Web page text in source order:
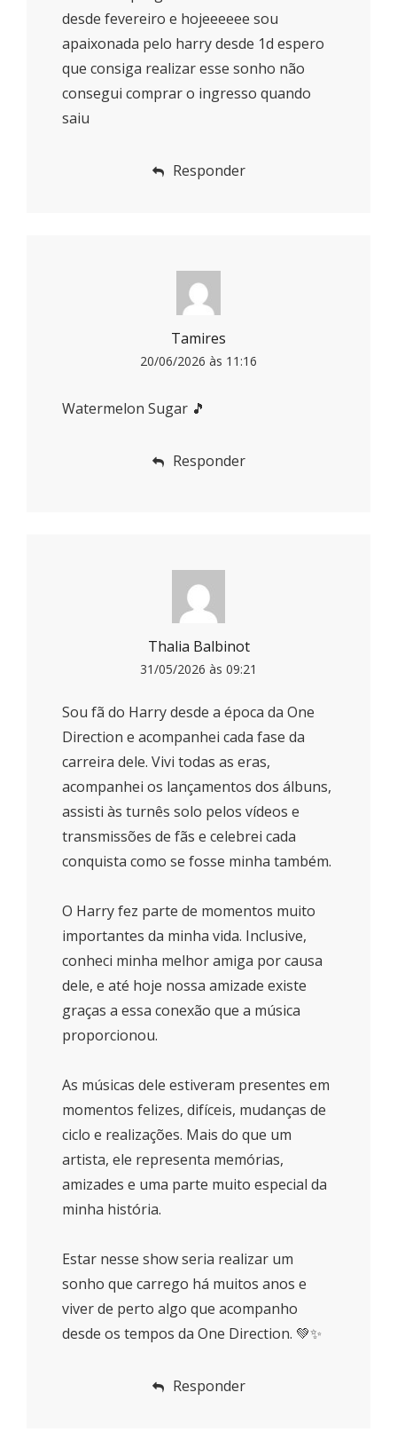
desde fevereiro e hojeeeeee sou
apaixonada pelo harry desde 1d espero
que consiga realizar esse sonho não
consegui comprar o ingresso quando
saiu
Responder
Tamires
20/06/2026 às 11:16
Watermelon Sugar 🎵
Responder
Thalia Balbinot
31/05/2026 às 09:21
Sou fã do Harry desde a época da One
Direction e acompanhei cada fase da
carreira dele. Vivi todas as eras,
acompanhei os lançamentos dos álbuns,
assisti às turnês solo pelos vídeos e
transmissões de fãs e celebrei cada
conquista como se fosse minha também.
O Harry fez parte de momentos muito
importantes da minha vida. Inclusive,
conheci minha melhor amiga por causa
dele, e até hoje nossa amizade existe
graças a essa conexão que a música
proporcionou.
As músicas dele estiveram presentes em
momentos felizes, difíceis, mudanças de
ciclo e realizações. Mais do que um
artista, ele representa memórias,
amizades e uma parte muito especial da
minha história.
Estar nesse show seria realizar um
sonho que carrego há muitos anos e
viver de perto algo que acompanho
desde os tempos da One Direction. 💚✨
Responder